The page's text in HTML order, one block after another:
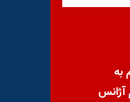
به
آژانس